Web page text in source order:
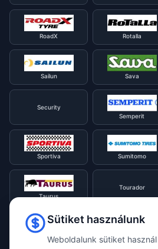
RoadX Rotalla
Sailun Sava
Security
Semperit
Sportiva Sumitomo
Taurus
Tourador
Tracmax
Triangle
Sütiket használunk
Weboldalunk sütiket